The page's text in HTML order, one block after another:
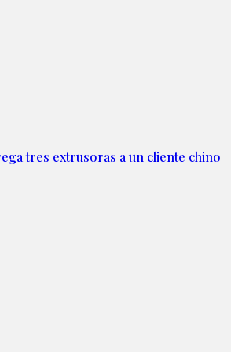
tres extrusoras a un cliente chino